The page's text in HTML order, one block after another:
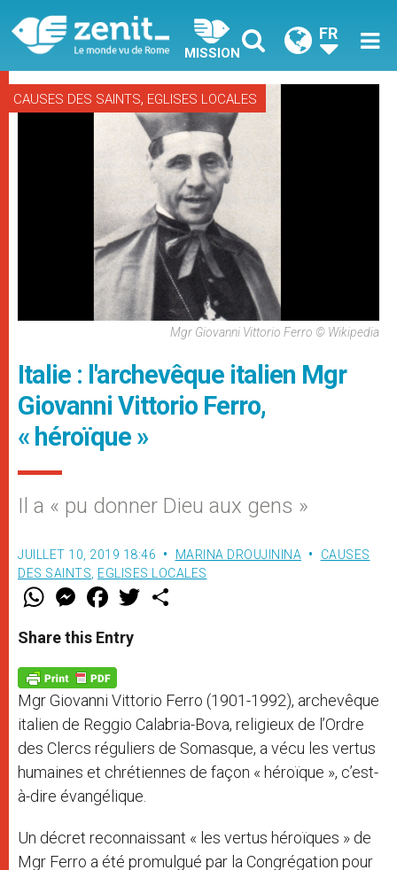
MISSION
FR
CAUSES DES SAINTS, EGLISES LOCALES
Mgr Giovanni Vittorio Ferro © Wikipedia
Italie : l'archevêque italien Mgr
Giovanni Vittorio Ferro,
« héroïque »
Il a « pu donner Dieu aux gens »
JUILLET 10, 2019 18:46 MARINA DROUJININA
CAUSES
DES SAINTS EGLISES LOCALES
W
t
s
p
p
M
e
s
e
g
e
r
F
a
e
b
o
k
w
Share this Entry
Mgr Giovanni Vittorio Ferro (1901-1992), archevêque
italien de Reggio Calabria-Bova, religieux de l’Ordre
des Clercs réguliers de Somasque, a vécu les vertus
humaines et chrétiennes de façon « héroïque », c’est-
à-dire évangélique.
Un décret reconnaissant « les vertus héroïques » de
Mgr Ferro a été promulgué par la Congrégation pour